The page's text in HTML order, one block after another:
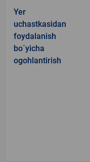
Yer
uchastkasidan
foydalanish
bo`yicha
ogohlantirish